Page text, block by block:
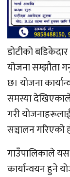
डोटीको
योजना सम्झौता
छ। योजना
समस्या
गरी
सञ्चालन गरिएको
गाउँपालिकाले यस
कार्यान्वयन हुने